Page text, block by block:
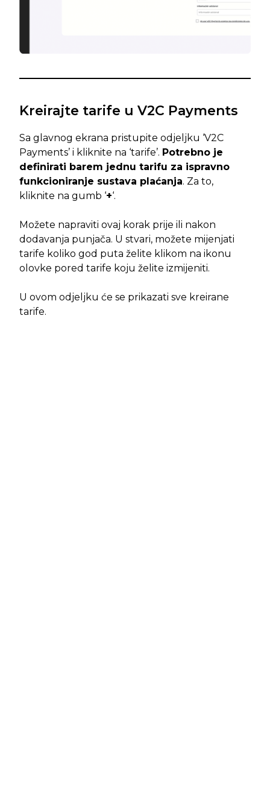
Kreirajte tarife u V2C Payments
Sa glavnog ekrana pristupite odjeljku ‘V2C
Payments’ i kliknite na ‘tarife’. Potrebno je
definirati barem jednu tarifu za ispravno
funkcioniranje sustava plaćanja. Za to,
kliknite na gumb ‘+‘.
Možete napraviti ovaj korak prije ili nakon
dodavanja punjača. U stvari, možete mijenjati
tarife koliko god puta želite klikom na ikonu
olovke pored tarife koju želite izmijeniti.
U ovom odjeljku će se prikazati sve kreirane
tarife.